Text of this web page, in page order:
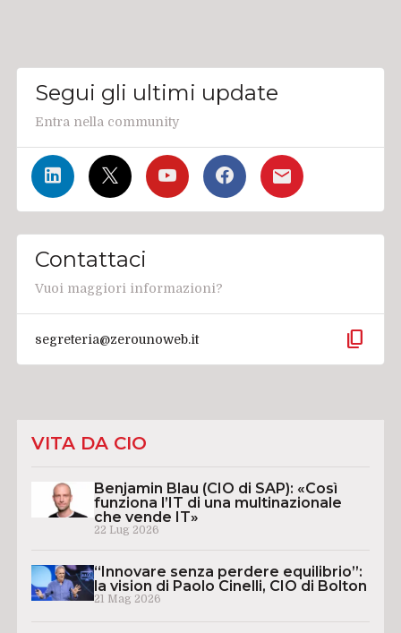
Segui gli ultimi update
Entra nella community
Contattaci
Vuoi maggiori informazioni?
segreteria@zerounoweb.it content_copy
VITA DA CIO
Benjamin Blau (CIO di SAP): «Così
funziona l’IT di una multinazionale
che vende IT»
22 Lug 2026
“Innovare senza perdere equilibrio”:
la vision di Paolo Cinelli, CIO di Bolton
21 Mag 2026